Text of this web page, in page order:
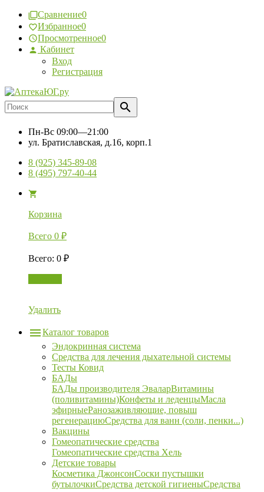
Сравнение0
Избранное0
Просмотренное0
Кабинет
Вход
Регистрация
Пн-Вс 09:00—21:00
ул. Братиславская, д.16, корп.1
8 (925) 345-89-08
8 (495) 797-40-44
Корзина
Всего 0 ₽
Всего: 0 ₽
Удалить
Каталог товаров
Эндокринная система
Средства для лечения дыхательной системы
Тесты Ковид
БАДы
БАДы производителя ЭваларВитамины
(поливитамины)Конфеты и леденцыМасла
эфирныеРанозаживляющие, повыш
регенерациюСредства для ванн (соли, пенки...)
Вакцины
Гомеопатические средства
Гомеопатические средства Хель
Детские товары
Косметика ДжонсонСоски пустышки
бутылочкиСредства детской гигиеныСредства